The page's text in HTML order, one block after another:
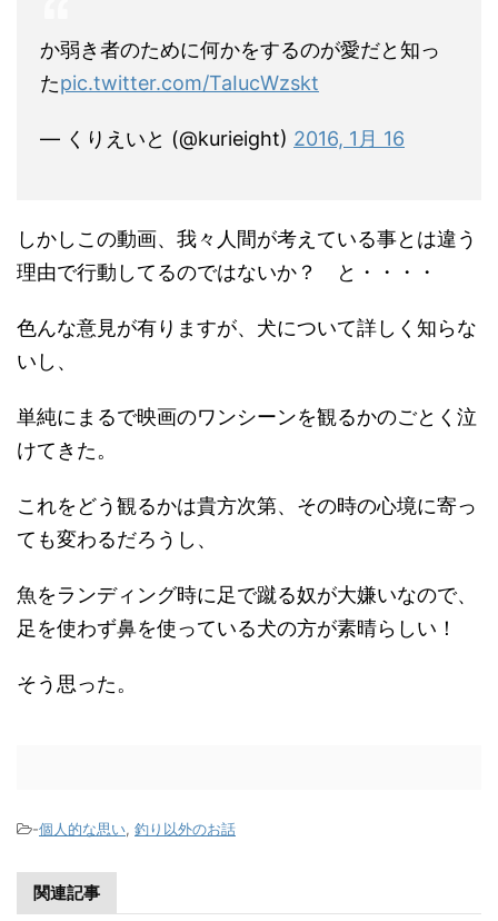
か弱き者のために何かをするのが愛だと知っ
たpic.twitter.com/TaIucWzskt
— くりえいと (@kurieight) 2016, 1月 16
しかしこの動画、我々人間が考えている事とは違う
理由で行動してるのではないか？ と・・・・
色んな意見が有りますが、犬について詳しく知らな
いし、
単純にまるで映画のワンシーンを観るかのごとく泣
けてきた。
これをどう観るかは貴方次第、その時の心境に寄っ
ても変わるだろうし、
魚をランディング時に足で蹴る奴が大嫌いなので、
足を使わず鼻を使っている犬の方が素晴らしい！
そう思った。
-個人的な思い, 釣り以外のお話
関連記事